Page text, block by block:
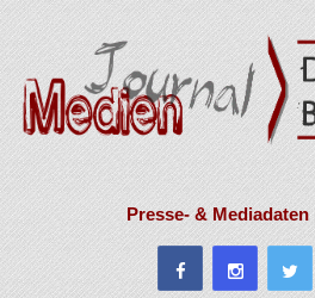
Presse- & Mediadaten